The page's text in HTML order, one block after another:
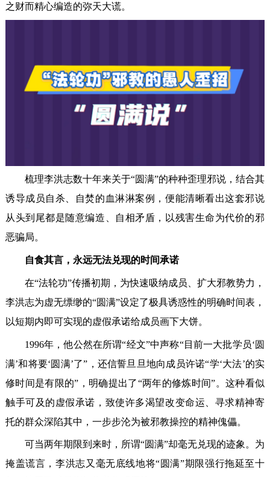
之财而精心编造的弥天大谎。
梳理李洪志数十年来关于“圆满”的种种歪理邪说，结合其
诱导成员自杀、自焚的血淋淋案例，便能清晰看出这套邪说
从头到尾都是随意编造、自相矛盾，以残害生命为代价的邪
恶骗局。
自食其言，永远无法兑现的时间承诺
在“法轮功”传播初期，为快速吸纳成员、扩大邪教势力，
李洪志为虚无缥缈的“圆满”设定了极具诱惑性的明确时间表，
以短期内即可实现的虚假承诺给成员画下大饼。
1996年，他公然在所谓“经文”中声称“目前一大批学员‘圆
满’和将要‘圆满’了”，还信誓旦旦地向成员许诺“学‘大法’的实
修时间是有限的”，明确提出了“两年的修炼时间”。这种看似
触手可及的虚假承诺，致使许多渴望改变命运、寻求精神寄
托的群众深陷其中，一步步沦为被邪教操控的精神傀儡。
可当两年期限到来时，所谓“圆满”却毫无兑现的迹象。为
掩盖谎言，李洪志又毫无底线地将“圆满”期限强行拖延至十